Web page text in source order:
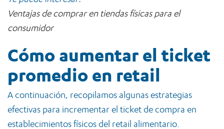
Ventajas de comprar en tiendas físicas para el
consumidor
Cómo aumentar el ticket
promedio en retail
A continuación, recopilamos algunas estrategias
efectivas para incrementar el ticket de compra en
establecimientos físicos del retail alimentario.